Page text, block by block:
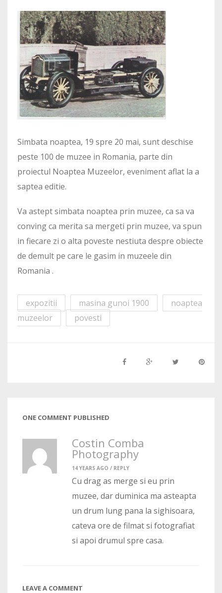
Simbata noaptea, 19 spre 20 mai, sunt deschise
peste 100 de muzee in Romania, parte din
proiectul Noaptea Muzeelor, eveniment aflat la a
saptea editie.
Va astept simbata noaptea prin muzee, ca sa va
conving ca merita sa mergeti prin muzee, va spun
in fiecare zi o alta poveste nestiuta despre obiecte
de demult pe care le gasim in muzeele din
Romania .
expozitii masina gunoi 1900
noaptea
muzeelor
povesti
ONE COMMENT PUBLISHED
Costin Comba
Photography
14 YEARS AGO / REPLY
Cu drag as merge si eu prin
muzee, dar duminica ma asteapta
un drum lung pana la sighisoara,
cateva ore de filmat si fotografiat
si apoi drumul spre casa.
LEAVE A COMMENT